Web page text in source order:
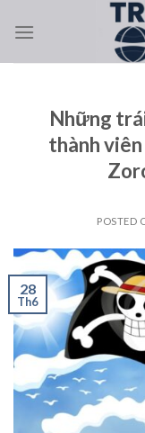
Những
thành
POSTED
28
Th6